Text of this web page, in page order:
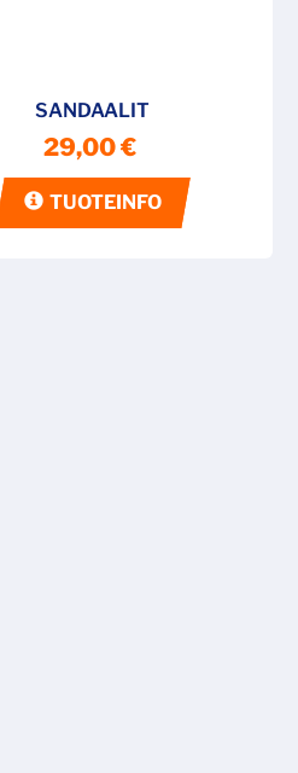
SANDAALIT
29,00 €
TUOTEINFO